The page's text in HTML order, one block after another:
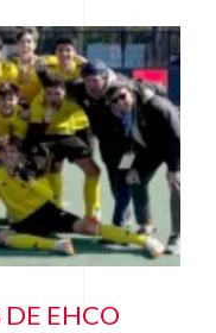
EHCO